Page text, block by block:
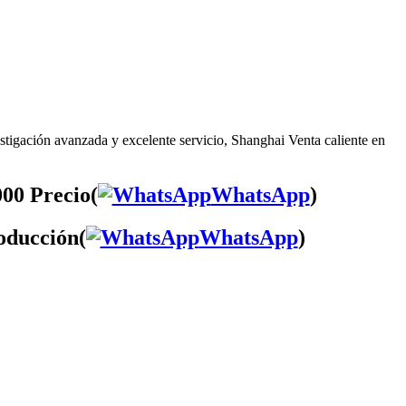
avanzada y excelente servicio, Shanghai Venta caliente en
Precio( WhatsApp)
WhatsApp)